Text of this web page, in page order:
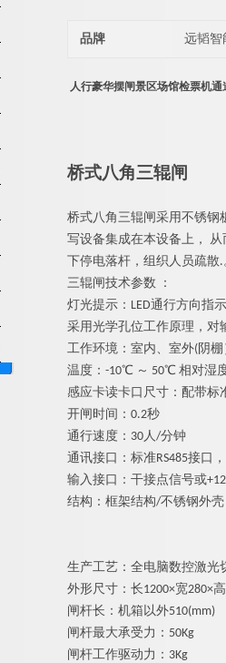
品牌 远韬智
人行豪华摆闸景区场馆检票机通
桥式八角三辊闸
桥式八角三辊闸采用不锈钢
写设备集成在本设备上 ， 从
下停电落杆，组织人员疏散.
三辊闸技术参数 ：
灯光提示 ： LED通行方向指示
采用光学孔位工作原理，对
工作环境：室内、室外( 阴
温度 ： -10℃ ～ 50℃ 相对湿
感应卡读卡口尺寸：配带标
开闸时间 ： 0.2秒
通行速度 ： 30人/分钟
通讯接口：标准RS485接口
输入接口：干接点信号或+12
结构：框架结构/不锈钢外壳
生产工艺：全电脑数控激光
外形尺寸： 长1200×宽280×高
闸杆长：机箱以外510(mm)
闸杆最大承受力： 50Kg
闸杆工作驱动力 ： 3Kg